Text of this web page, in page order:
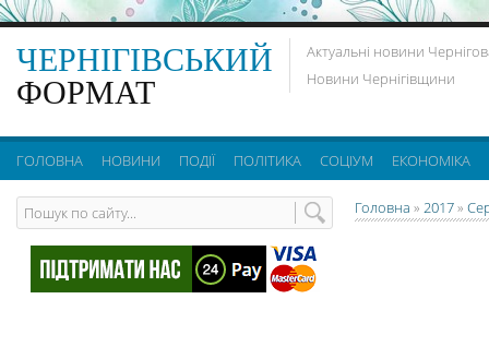
ЧЕРНІГІВСЬКИЙ
ФОРМАТ
Актуальні новини
Новини Чернігівщини
ГОЛОВНА НОВИНИ ПОДІЇ ПОЛІТИКА СОЦІУМ ЕКОНОМІКА
Головна » 2017»